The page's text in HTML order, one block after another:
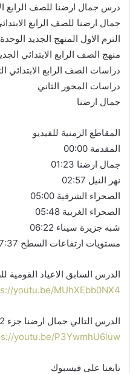
درس جمال ارضنا للصف الرابع
جمال ارضنا للصف الرابع
الترم الاول المنهج الجديد الوحدة
منهج الصف الرابع الابتدائي
دراسات الصف الرابع الابتدائي
دراسات المحور الثاني
جمال ارضنا
المقاطع الزمنية للفيديو
المقدمة 00:00
جمال ارضنا 01:23
نهر النيل 02:57
الصحراء الشرقية 05:00
الصحراء الغربية 05:48
شبه جزيرة سيناء 06:22
مستويات ارتفاعات السطح 07:37
الدرس السابق الاعياد القومية
youtu.be/MUhXEbb0NX4
الدرس التالي جمال ارضنا جزء 2 للصف الرابع الابتدائي
youtu.be/P3YwmhU6luw
تابعنا على فيسبوك